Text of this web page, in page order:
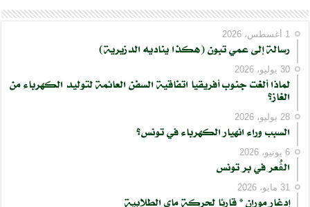
1 أغسطس، 2026
رسالة إلى عمي تبون (هكذا يناديه الدزيرية)
30 يوليو، 2026
لماذا ألغت جنوب أفريقيا اتفاقية السفن العائمة لتوليد الكهرباء من
الغاز؟
28 يوليو، 2026
السبب وراء انهيار الكهرباء في تونس؟
6 يونيو، 2026
الڨُعر في بر تونس
31 مايو، 2026
إدغار موران * قارئا لحركة ماي الطلابية